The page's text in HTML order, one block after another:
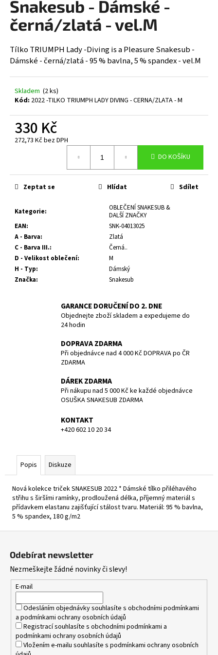
Snakesub - Dámské -
černá/zlatá - vel.M
Tílko TRIUMPH Lady -Diving is a Pleasure Snakesub -
Dámské - černá/zlatá - 95 % bavlna, 5 % spandex - vel.M
Skladem (2 ks)
Kód: 2022 -TILKO TRIUMPH LADY DIVING - CERNA/ZLATA - M
330 Kč
272,73 Kč bez DPH
DO KOŠÍKU
Kategorie:
OBLEČENÍ SNAKESUB &
DALŠÍ ZNAČKY
EAN:
SNK-04013025
A - Barva:
Zlatá
C - Barva III.:
Černá..
D - Velikost oblečení:
M
H - Typ:
Dámský
Značka: Snakesub
Zeptat se Hlídat Sdílet
GARANCE DORUČENÍ DO 2. DNE
Objednejte zboží skladem a expedujeme do
24 hodin
DOPRAVA ZDARMA
Při objednávce nad 4 000 Kč DOPRAVA po ČR
ZDARMA
DÁREK ZDARMA
Při nákupu nad 5 000 Kč ke každé objednávce
OSUŠKA SNAKESUB ZDARMA
KONTAKT
+420 602 10 20 34
Popis Diskuze
Nová kolekce triček SNAKESUB 2022 * Dámské tílko přiléhavého
střihu s širšími ramínky, prodloužená délka, příjemný materiál s
přídavkem elastanu zajišťující stálost tvaru. Materiál: 95 % bavlna,
5 % spandex, 180 g/m2
a
j
t
?
HLEDAT
p
o
u
u
m
Odebírat newsletter
Nezmeškejte žádné novinky či slevy!
E-mail
Odesláním objednávky souhlasíte s obchodními podmínkami
a podmínkami ochrany osobních údajů
Registrací souhlasíte s obchodními podmínkami a
podmínkami ochrany osobních údajů
Vložením e-mailu souhlasíte s podmínkami ochrany osobních